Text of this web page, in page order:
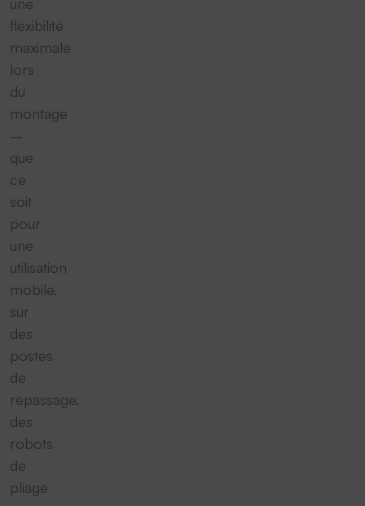
flexibilité
maximale
lors
du
montage
–
que
ce
soit
pour
une
utilisation
mobile,
sur
des
postes
de
repassage,
des
robots
de
pliage